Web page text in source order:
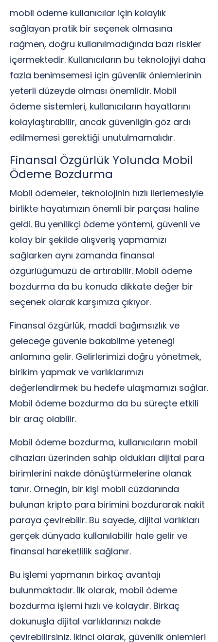
mobil ödeme kullanıcılar için kolaylık
sağlayan pratik bir seçenek olmasına
rağmen, doğru kullanılmadığında bazı riskler
içermektedir. Kullanıcıların bu teknolojiyi daha
fazla benimsemesi için güvenlik önlemlerinin
yeterli düzeyde olması önemlidir. Mobil
ödeme sistemleri, kullanıcıların hayatlarını
kolaylaştırabilir, ancak güvenliğin göz ardı
edilmemesi gerektiği unutulmamalıdır.
Finansal Özgürlük Yolunda Mobil
Ödeme Bozdurma
Mobil ödemeler, teknolojinin hızlı ilerlemesiyle
birlikte hayatımızın önemli bir parçası haline
geldi. Bu yenilikçi ödeme yöntemi, güvenli ve
kolay bir şekilde alışveriş yapmamızı
sağlarken aynı zamanda finansal
özgürlüğümüzü de artırabilir. Mobil ödeme
bozdurma da bu konuda dikkate değer bir
seçenek olarak karşımıza çıkıyor.
Finansal özgürlük, maddi bağımsızlık ve
geleceğe güvenle bakabilme yeteneği
anlamına gelir. Gelirlerimizi doğru yönetmek,
birikim yapmak ve varlıklarımızı
değerlendirmek bu hedefe ulaşmamızı sağlar.
Mobil ödeme bozdurma da bu süreçte etkili
bir araç olabilir.
Mobil ödeme bozdurma, kullanıcıların mobil
cihazları üzerinden sahip oldukları dijital para
birimlerini nakde dönüştürmelerine olanak
tanır. Örneğin, bir kişi mobil cüzdanında
bulunan kripto para birimini bozdurarak nakit
paraya çevirebilir. Bu sayede, dijital varlıkları
gerçek dünyada kullanılabilir hale gelir ve
finansal hareketlilik sağlanır.
Bu işlemi yapmanın birkaç avantajı
bulunmaktadır. İlk olarak, mobil ödeme
bozdurma işlemi hızlı ve kolaydır. Birkaç
dokunuşla dijital varlıklarınızı nakde
çevirebilirsiniz. İkinci olarak, güvenlik önlemleri